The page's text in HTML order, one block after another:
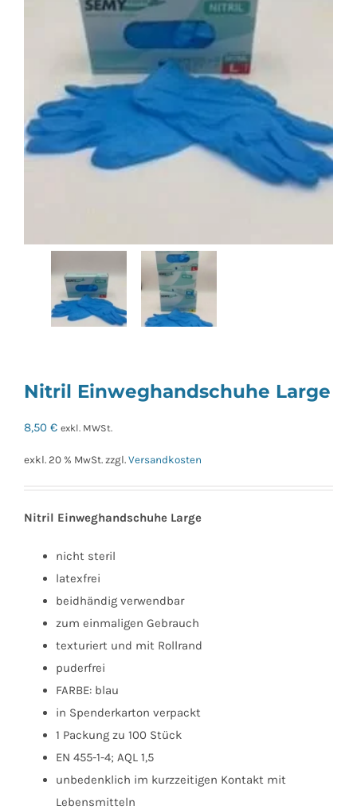
Nitril Einweghandschuhe Large
8,50 € exkl. MWSt.
exkl. 20 % MwSt. zzgl. Versandkosten
Nitril Einweghandschuhe Large
nicht steril
latexfrei
beidhändig verwendbar
zum einmaligen Gebrauch
texturiert und mit Rollrand
puderfrei
FARBE: blau
in Spenderkarton verpackt
1 Packung zu 100 Stück
EN 455-1-4; AQL 1,5
unbedenklich im kurzzeitigen Kontakt mit
Lebensmitteln